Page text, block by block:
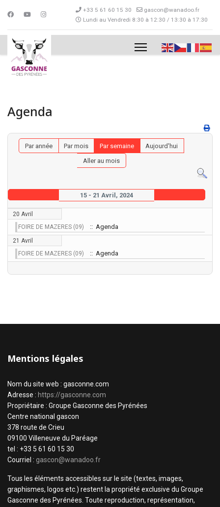
+33 5 61 60 15 30
gascon@wanadoo.fr
Lundi au Vendredi 8:30 à 12:30 / 13:30 à 17:30
Agenda
Par année Par mois Par semaine
Aujourd'hui
Aller au mois
15 - 21 Avril, 2024
20 Avril
FOIRE DE MAZERES (09)
:: Agenda
21 Avril
FOIRE DE MAZERES (09)
:: Agenda
Mentions légales
Nom du site web : gasconne.com
Adresse : https://gasconne.com
Propriétaire : Groupe Gasconne des Pyrénées
Centre national gascon
378 route de Crieu
09100 Villeneuve du Paréage
tel : +33 5 61 60 15 30
Courriel : gascon@wanadoo.fr
Tous les éléments accessibles sur le site (textes, images,
graphismes, logos etc.) restent la propriété exclusive du Groupe
Gasconne des Pyrénées. Toute reproduction, représentation,